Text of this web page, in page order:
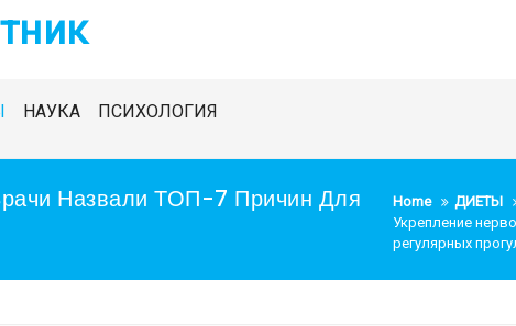
НАУКА ПСИХОЛОГИЯ
Назвали ТОП-7 Причин Для
Home
ДИЕТЫ
Укрепление
регулярных